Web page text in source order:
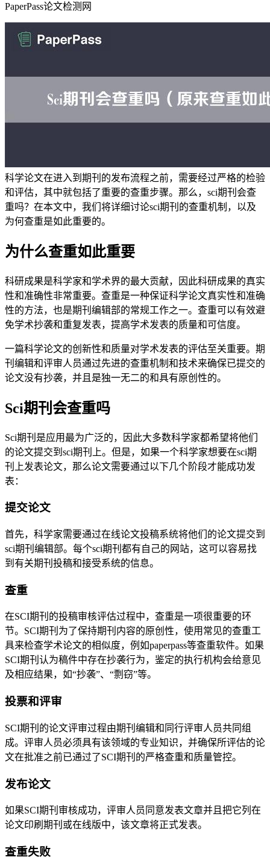
PaperPass论文检测网
科学论文在进入到期刊的发布流程之前，需要经过严格的检验
和评估，其中就包括了重要的查重步骤。那么，sci期刊会查
重吗？在本文中，我们将详细讨论sci期刊的查重机制，以及
为何查重是如此重要的。
为什么查重如此重要
科研成果是科学家和学术界的最大贡献，因此科研成果的真实
性和准确性非常重要。查重是一种保证科学论文真实性和准确
性的方法，也是期刊编辑部的常规工作之一。查重可以有效避
免学术抄袭和重复发表，提高学术发表的质量和可信度。
一篇科学论文的创新性和质量对学术发表的评估至关重要。期
刊编辑和评审人员通过先进的查重机制和技术来确保已提交的
论文没有抄袭，并且是独一无二的和具有原创性的。
Sci期刊会查重吗
Sci期刊是应用最为广泛的，因此大多数科学家都希望将他们
的论文提交到sci期刊上。但是，如果一个科学家想要在sci期
刊上发表论文，那么论文需要通过以下几个阶段才能成功发
表：
提交论文
首先，科学家需要通过在线论文投稿系统将他们的论文提交到
sci期刊编辑部。每个sci期刊都有自己的网站，这可以容易找
到有关期刊投稿和接受系统的信息。
查重
在SCI期刊的投稿审核评估过程中，查重是一项很重要的环
节。SCI期刊为了保持期刊内容的原创性，使用常见的查重工
具来检查学术论文的相似度，例如paperpass等查重软件。如果
SCI期刊认为稿件中存在抄袭行为，鉴定的执行机构会给意见
及相应结果，如“抄袭”、“剽窃”等。
投票和评审
SCI期刊的论文评审过程由期刊编辑和同行评审人员共同组
成。评审人员必须具有该领域的专业知识，并确保所评估的论
文在批准之前已通过了SCI期刊的严格查重和质量管控。
发布论文
如果SCI期刊审核成功，评审人员同意发表文章并且把它列在
论文印刷期刊或在线版中，该文章将正式发表。
查重失败